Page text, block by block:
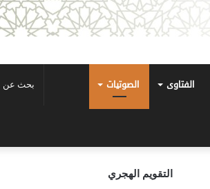
الفتاوى الصوتيات
التقويم الهجري